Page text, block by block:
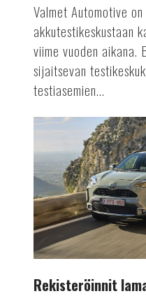
Valmet Automotive
akkutestikeskustaan
viime vuoden aikana.
sijaitsevan
testiasemien...
Rekisteröinnit
lamavuosien
tasolla
Rekisteröinnit